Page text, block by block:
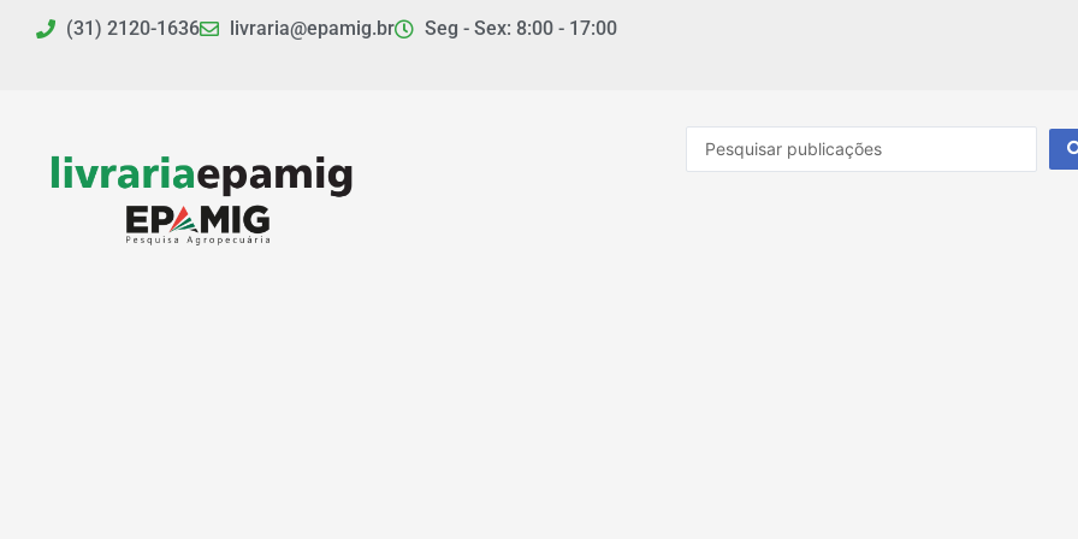
(31) 2120-1636 livraria@epamig.br Seg - Sex: 8:00 - 17:00
Pesquisar
...